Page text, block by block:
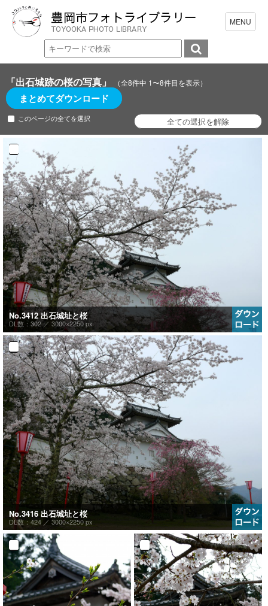
「出石城跡の桜の写真」 （全8件中 1〜8件目を表示）
まとめてダウンロード
このページの全てを選択
No.3412 出石城址と桜
DL数：302 ／ 3000×2250 px
No.3416 出石城址と桜
DL数：424 ／ 3000×2250 px